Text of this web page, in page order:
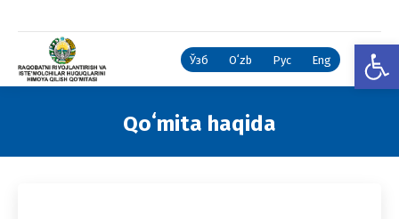
Ўзб Oʻzb Рус Eng
Qoʻmita haqida